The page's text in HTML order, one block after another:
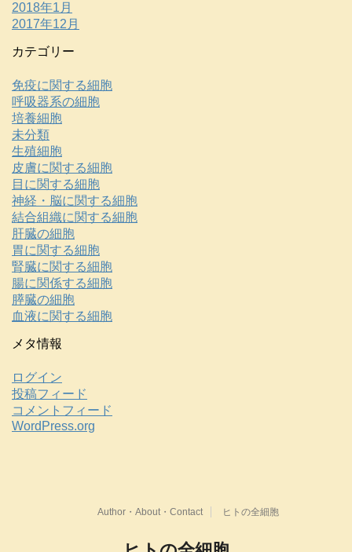
2018年1月
2017年12月
カテゴリー
免疫に関する細胞
呼吸器系の細胞
培養細胞
未分類
生殖細胞
皮膚に関する細胞
目に関する細胞
神経・脳に関する細胞
結合組織に関する細胞
肝臓の細胞
胃に関する細胞
腎臓に関する細胞
腸に関係する細胞
膵臓の細胞
血液に関する細胞
メタ情報
ログイン
投稿フィード
コメントフィード
WordPress.org
Author・About・Contact ヒトの全細胞